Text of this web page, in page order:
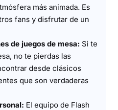
más animada. Es
fans y disfrutar de un
de juegos de mesa: Si te
no te pierdas las
desde clásicos
que son verdaderas
El equipo de Flash